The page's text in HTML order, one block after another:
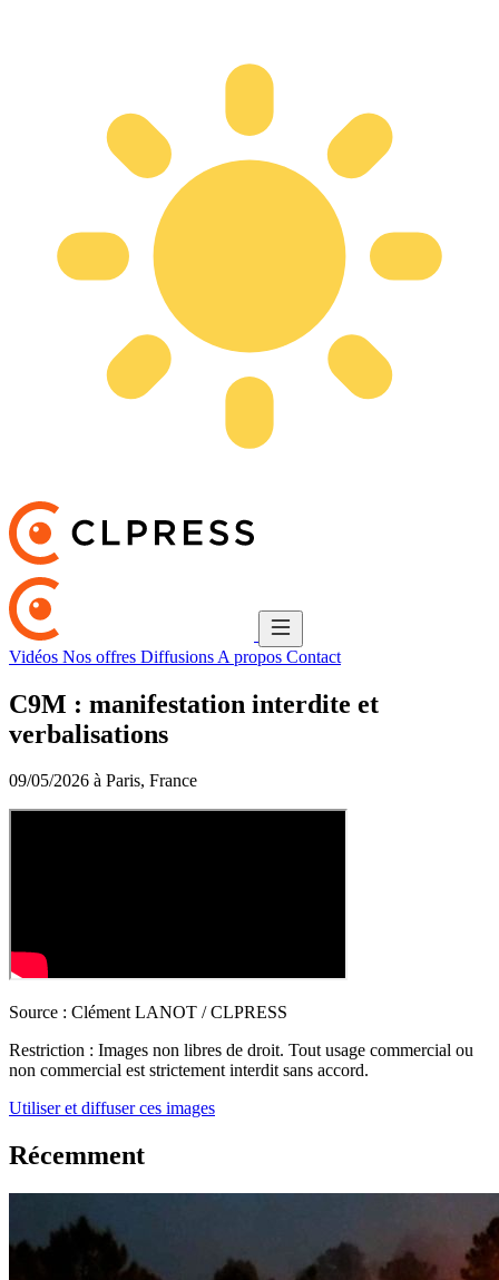
Vidéos Nos offres Diffusions A propos Contact
C9M : manifestation interdite et
verbalisations
09/05/2026 à Paris, France
Source : Clément LANOT / CLPRESS
Restriction : Images non libres de droit. Tout usage commercial ou
non commercial est strictement interdit sans accord.
Utiliser et diffuser ces images
Récemment